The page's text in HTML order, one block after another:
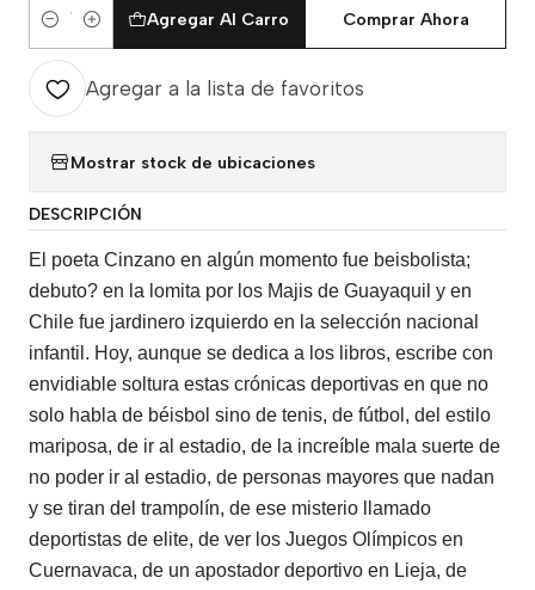
Cantidad
Agregar Al Carro Comprar Ahora
Agregar a la lista de favoritos
Mostrar stock de ubicaciones
DESCRIPCIÓN
El poeta Cinzano en algún momento fue beisbolista;
debuto? en la lomita por los Majis de Guayaquil y en
Chile fue jardinero izquierdo en la selección nacional
infantil. Hoy, aunque se dedica a los libros, escribe con
envidiable soltura estas crónicas deportivas en que no
solo habla de béisbol sino de tenis, de fútbol, del estilo
mariposa, de ir al estadio, de la increíble mala suerte de
no poder ir al estadio, de personas mayores que nadan
y se tiran del trampolín, de ese misterio llamado
deportistas de elite, de ver los Juegos Olímpicos en
Cuernavaca, de un apostador deportivo en Lieja, de